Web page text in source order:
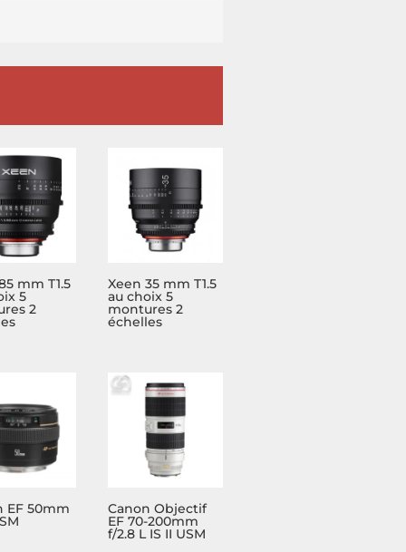
mm T1.5
5
2
Xeen 35 mm T1.5
au choix 5
montures 2
échelles
EF 50mm Canon Objectif
EF 70-200mm
f/2.8 L IS II USM